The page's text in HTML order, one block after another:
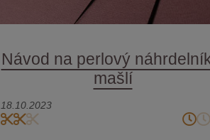
Návod na perlový
mašlí
18.10.2023